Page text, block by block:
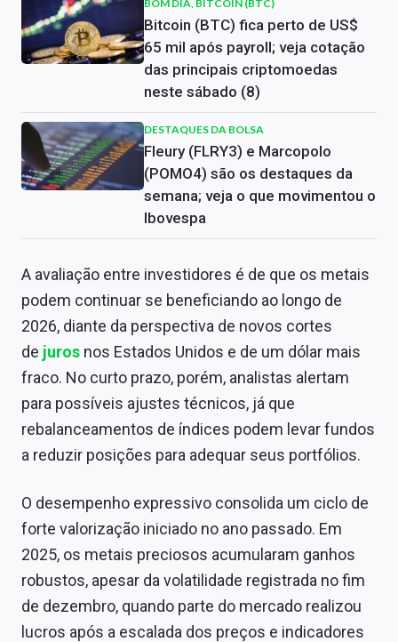
BOM DIA, BITCOIN (BTC)
Bitcoin (BTC) fica perto de US$
65 mil após payroll; veja cotação
das principais criptomoedas
neste sábado (8)
DESTAQUES DA BOLSA
Fleury (FLRY3) e Marcopolo
(POMO4) são os destaques da
semana; veja o que movimentou o
Ibovespa
A avaliação entre investidores é de que os metais
podem continuar se beneficiando ao longo de
2026, diante da perspectiva de novos cortes
de juros nos Estados Unidos e de um dólar mais
fraco. No curto prazo, porém, analistas alertam
para possíveis ajustes técnicos, já que
rebalanceamentos de índices podem levar fundos
a reduzir posições para adequar seus portfólios.
O desempenho expressivo consolida um ciclo de
forte valorização iniciado no ano passado. Em
2025, os metais preciosos acumularam ganhos
robustos, apesar da volatilidade registrada no fim
de dezembro, quando parte do mercado realizou
lucros após a escalada dos preços e indicadores